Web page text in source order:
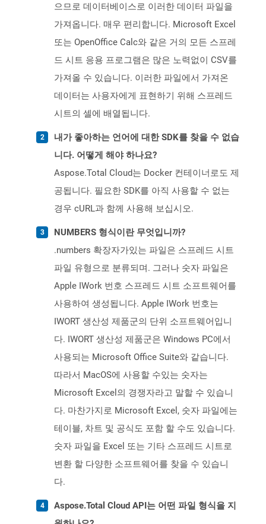
으므로 데이터베이스로 이러한 데이터 파일을
가져옵니다. 매우 편리합니다. Microsoft Excel
또는 OpenOffice Calc와 같은 거의 모든 스프레
드 시트 응용 프로그램은 많은 노력없이 CSV를
가져올 수 있습니다. 이러한 파일에서 가져온
데이터는 사용자에게 표현하기 위해 스프레드
시트의 셀에 배열됩니다.
내가 좋아하는 언어에 대한 SDK를 찾을 수 없습
니다. 어떻게 해야 하나요?
Aspose.Total Cloud는 Docker 컨테이너로도 제
공됩니다. 필요한 SDK를 아직 사용할 수 없는
경우 cURL과 함께 사용해 보십시오.
NUMBERS 형식이란 무엇입니까?
.numbers 확장자가있는 파일은 스프레드 시트
파일 유형으로 분류되며. 그러나 숫자 파일은
Apple IWork 번호 스프레드 시트 소프트웨어를
사용하여 생성됩니다. Apple IWork 번호는
IWORT 생산성 제품군의 단위 소프트웨어입니
다. IWORT 생산성 제품군은 Windows PC에서
사용되는 Microsoft Office Suite와 같습니다.
따라서 MacOS에 사용할 수있는 숫자는
Microsoft Excel의 경쟁자라고 말할 수 있습니
다. 마찬가지로 Microsoft Excel, 숫자 파일에는
테이블, 차트 및 공식도 포함 할 수도 있습니다.
숫자 파일을 Excel 또는 기타 스프레드 시트로
변환 할 다양한 소프트웨어를 찾을 수 있습니
다.
Aspose.Total Cloud API는 어떤 파일 형식을 지